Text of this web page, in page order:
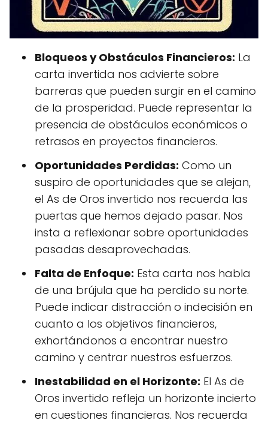
Bloqueos y Obstáculos Financieros: La
carta invertida nos advierte sobre
barreras que pueden surgir en el camino
de la prosperidad. Puede representar la
presencia de obstáculos económicos o
retrasos en proyectos financieros.
Oportunidades Perdidas: Como un
suspiro de oportunidades que se alejan,
el As de Oros invertido nos recuerda las
puertas que hemos dejado pasar. Nos
insta a reflexionar sobre oportunidades
pasadas desaprovechadas.
Falta de Enfoque: Esta carta nos habla
de una brújula que ha perdido su norte.
Puede indicar distracción o indecisión en
cuanto a los objetivos financieros,
exhortándonos a encontrar nuestro
camino y centrar nuestros esfuerzos.
Inestabilidad en el Horizonte: El As de
Oros invertido refleja un horizonte incierto
en cuestiones financieras. Nos recuerda